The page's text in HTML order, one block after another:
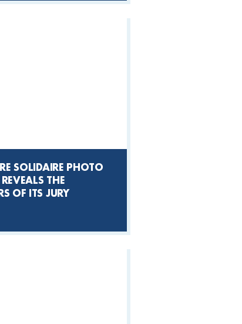
SOLIDAIRE PHOTO
REVEALS THE
OF ITS JURY